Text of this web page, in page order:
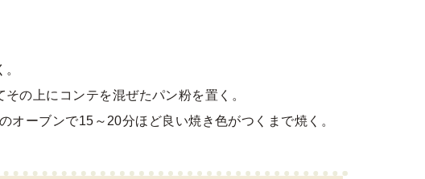
の上にコンテを混ぜたパン粉を置く。
オーブンで15～20分ほど良い焼き色がつくまで焼く。